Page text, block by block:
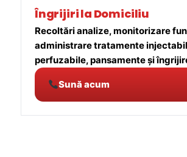
Îngrijiri la Domiciliu
Recoltări analize, monitorizare
administrare tratamente
perfuzabile, pansamente și
Sună acum